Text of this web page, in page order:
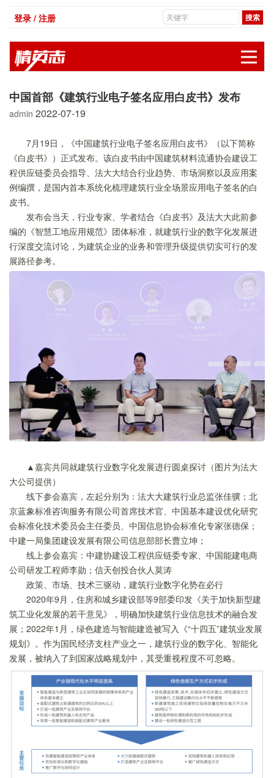
登录 / 注册
中国首部《建筑行业电子签名应用白皮书》发布
admin 2022-07-19
7月19日，《中国建筑行业电子签名应用白皮书》（以下简称
《白皮书》）正式发布。该白皮书由中国建筑材料流通协会建设工
程供应链委员会指导、法大大结合行业趋势、市场洞察以及应用案
例编撰，是国内首本系统化梳理建筑行业全场景应用电子签名的白
皮书。
发布会当天，行业专家、学者结合《白皮书》及法大大此前参
编的《智慧工地应用规范》团体标准，就建筑行业的数字化发展进
行深度交流讨论，为建筑企业的业务和管理升级提供切实可行的发
展路径参考。
▲嘉宾共同就建筑行业数字化发展进行圆桌探讨（图片为法大
大公司提供）
线下参会嘉宾，左起分别为：法大大建筑行业总监张佳骥；北
京蓝象标准咨询服务有限公司首席技术官、中国基本建设优化研究
会标准化技术委员会主任委员、中国信息协会标准化专家张德保；
中建一局集团建设发展有限公司信息部部长曹立坤；
线上参会嘉宾：中建协建设工程供应链委专家、中国能建电商
公司研发工程师李勋；信天创投合伙人莫涛
政策、市场、技术三驱动，建筑行业数字化势在必行
2020年9月，住房和城乡建设部等9部委印发《关于加快新型建
筑工业化发展的若干意见》，明确加快建筑行业信息技术的融合发
展；2022年1月，绿色建造与智能建造被写入《“十四五”建筑业发展
规划》。作为国民经济支柱产业之一，建筑行业的数字化、智能化
发展，被纳入了到国家战略规划中，其受重视程度不可忽略。